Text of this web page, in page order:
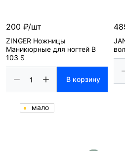
200 ₽/шт
ZINGER Ножницы
Маникюрные для ногтей B
103 S
В корзину
мало